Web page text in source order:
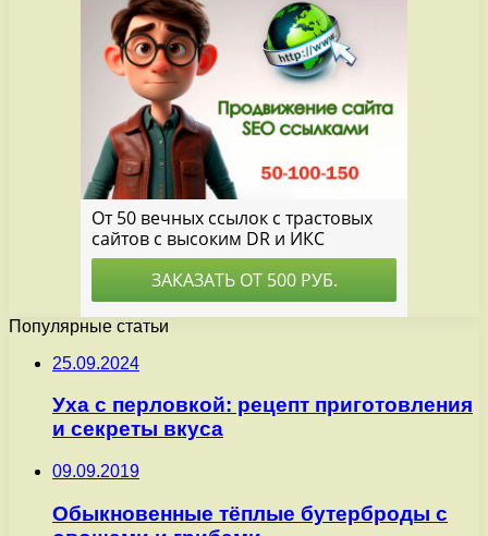
Популярные статьи
25.09.2024
Уха с перловкой: рецепт приготовления
и секреты вкуса
09.09.2019
Обыкновенные тёплые бутерброды с